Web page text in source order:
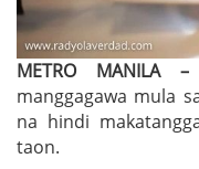
METRO MANILA –
manggagawa mula
na hindi
taon.